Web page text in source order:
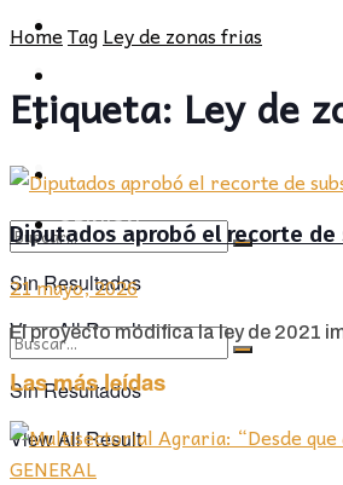
POLÍTICA
CULTURA
Sin Resultados
View All Result
PROVINCIA
SOCIEDAD
CULTURA
OPINIÓN
Sin Resultados
View All Result
HomeTagLey de zonas frias
Etiqueta: Ley de
Diputados aprobó el recorte de
21 mayo, 2026
El proyecto modifica la ley de 2021
Las más leídas
GENERAL